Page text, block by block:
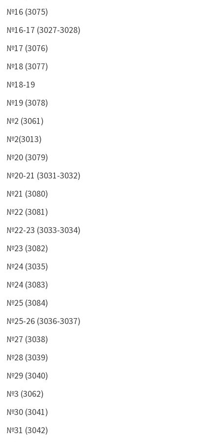
№16 (3075)
№16-17 (3027-3028)
№17 (3076)
№18 (3077)
№18-19
№19 (3078)
№2 (3061)
№2(3013)
№20 (3079)
№20-21 (3031-3032)
№21 (3080)
№22 (3081)
№22-23 (3033-3034)
№23 (3082)
№24 (3035)
№24 (3083)
№25 (3084)
№25-26 (3036-3037)
№27 (3038)
№28 (3039)
№29 (3040)
№3 (3062)
№30 (3041)
№31 (3042)